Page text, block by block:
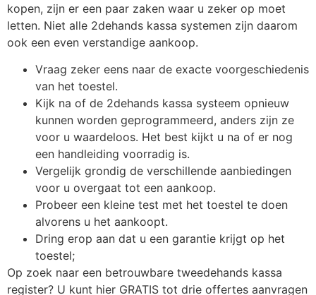
kopen, zijn er een paar zaken waar u zeker op moet
letten. Niet alle 2dehands kassa systemen zijn daarom
ook een even verstandige aankoop.
Vraag zeker eens naar de exacte voorgeschiedenis
van het toestel.
Kijk na of de 2dehands kassa systeem opnieuw
kunnen worden geprogrammeerd, anders zijn ze
voor u waardeloos. Het best kijkt u na of er nog
een handleiding voorradig is.
Vergelijk grondig de verschillende aanbiedingen
voor u overgaat tot een aankoop.
Probeer een kleine test met het toestel te doen
alvorens u het aankoopt.
Dring erop aan dat u een garantie krijgt op het
toestel;
Op zoek naar een betrouwbare tweedehands kassa
register? U kunt hier GRATIS tot drie offertes aanvragen